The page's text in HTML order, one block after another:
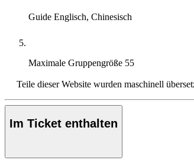
Guide Englisch, Chinesisch
Maximale Gruppengröße 55
Teile dieser Website wurden maschinell
Im Ticket enthalten